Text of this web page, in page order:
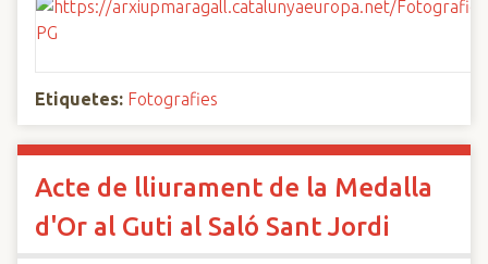
Etiquetes: Fotografies
Acte de lliurament de la Medalla
d'Or al Guti al Saló Sant Jordi